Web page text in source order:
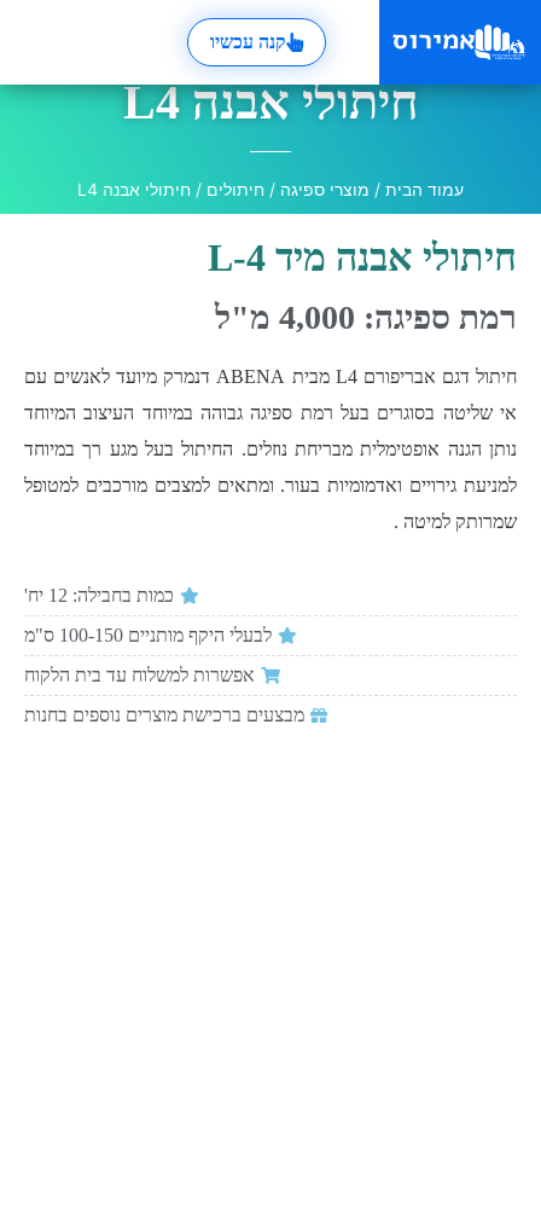
קנה עכשיו
חיתולי אבנה L4
עמוד הבית / מוצרי ספיגה / חיתולים / חיתולי אבנה L4
חיתולי אבנה מיד L-4
רמת ספיגה: 4,000 מ"ל
חיתול דגם אבריפורם L4 מבית ABENA דנמרק מיועד לאנשים עם
אי שליטה בסוגרים בעל רמת ספיגה גבוהה במיוחד העיצוב המיוחד
נותן הגנה אופטימלית מבריחת נוזלים. החיתול בעל מגע רך במיוחד
למניעת גירויים ואדמומיות בעור. ומתאים למצבים מורכבים למטופל
שמרותק למיטה .
כמות בחבילה: 12 יח'
לבעלי היקף מותניים 100-150 ס"מ
אפשרות למשלוח עד בית הלקוח
מבצעים ברכישת מוצרים נוספים בחנות